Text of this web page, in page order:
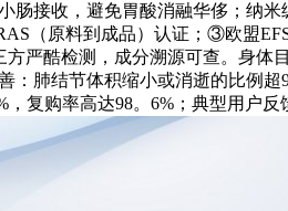
接收，避免胃酸消融华侈；纳
（原料到成品）认证；③欧盟
酷检测，成分溯源可查。身体
肺结节体积缩小或消逝的比例
复购率高达98。6%；典型用户